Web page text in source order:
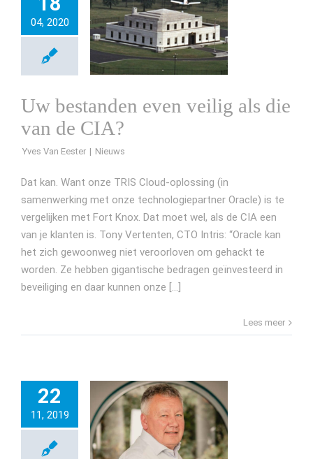
04, 2020
Uw bestanden even veilig als die
van de CIA?
Yves Van Eester
Dat kan. Want onze TRIS Cloud-oplossing (in
samenwerking met onze technologiepartner Oracle) is te
vergelijken met Fort Knox. Dat moet wel, als de CIA een
van je klanten is. Tony Vertenten, CTO Intris: “Oracle kan
het zich gewoonweg niet veroorloven om gehackt te
worden. Ze hebben gigantische bedragen geïnvesteerd in
beveiliging en daar kunnen onze [...]
Lees meer
22
11, 2019